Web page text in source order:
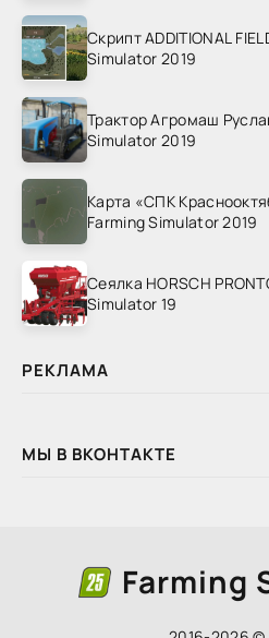
Скрипт ADDITIONAL
Simulator 2019
Трактор Агромаш
Simulator 2019
Карта «СПК
Farming Simulator 2019
Сеялка HORSCH
Simulator 19
РЕКЛАМА
МЫ В ВКОНТАКТЕ
Farming